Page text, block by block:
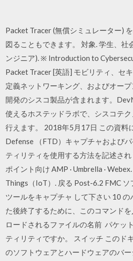
Packet Tracer (無償シミュレーター)
図ることもできます。 対象. 学生、社
ンジニア). ※ Introduction to
Packet Tracer [英語] モビリティ、セ
定義ネットワーキング、およびオー
開発のシスコ製品が含まれます。
使えるホステッドラボで、シスコテ
行えます。 2018年5月17日 この資料
Defense （FTD）キャプチャおよび
ティリティを使用する方法を記述さ
ポイント向け AMP · Umbrella ·
Things（IoT）. 戻る Post-6.2 FMC
ツールをキャプチャ して下さい 10
た後終了するために、このコマンド
ロードされるファイルの名前 パケッ
ティリティですか。 スイッチ このド
のソフトウェアとハードウェアのバ